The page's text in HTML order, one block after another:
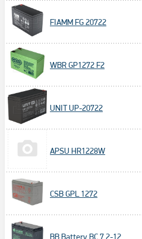
FIAMM FG 20722
WBR GP1272 F2
UNIT UP-20722
APSU HR1228W
CSB GPL 1272
BB Battery BC 7.2-12